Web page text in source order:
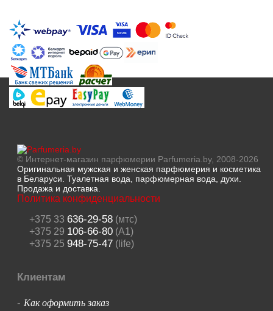
© Интернет-магазин парфюмерии Parfumeria.by, 2008-2026
Оригинальная мужская и женская парфюмерия и косметика
в Беларуси. Туалетная вода, парфюмерная вода, духи.
Продажа и доставка.
Политика конфиденциальности
+375 33 636-29-58(мтс)
+375 29 106-66-80(A1)
+375 25 948-75-47(life)
Клиентам
- Как оформить заказ